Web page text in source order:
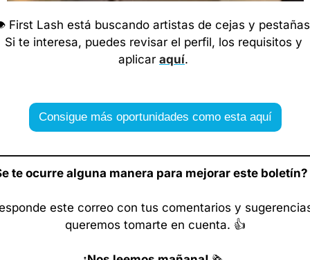
First Lash está buscando artistas de cejas y
Si te interesa, puedes revisar el perfil, los requisitos y
aplicar aquí.
Consigue más oportunidades como esta aquí
te ocurre alguna manera para mejorar este boletín?
este correo con tus comentarios y
queremos tomarte en cuenta. 👍